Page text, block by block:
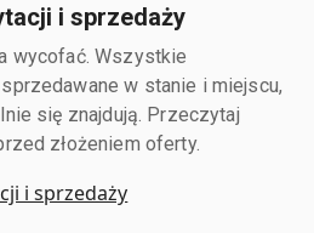
i sprzedaży
wycofać. Wszystkie
w stanie i miejscu,
się znajdują. Przeczytaj
złożeniem oferty.
i sprzedaży